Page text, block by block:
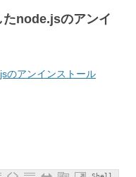
node.jsのアンイ
のアンインストール